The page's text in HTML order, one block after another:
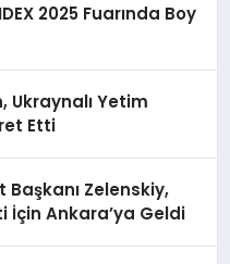
2025 Fuarında Boy
Ukraynalı Yetim
Etti
Başkanı Zelenskiy,
İçin Ankara’ya Geldi